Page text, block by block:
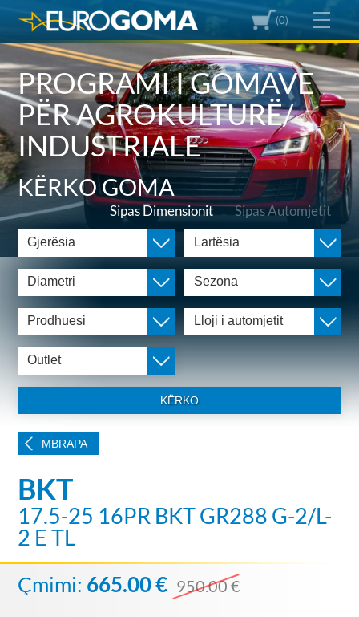
(0)
PROGRAMI I GOMAVE
PËR AGROKULTURË/
INDUSTRIALE
KËRKO GOMA
Sipas Dimensionit Sipas Automjetit
Gjerësia Lartësia
Diametri Sezona
Prodhuesi Lloji i automjetit
Outlet
KËRKO
MBRAPA
BKT
17.5-25 16PR BKT GR288 G-2/L-
2 E TL
Çmimi: 665.00 € 950.00 €